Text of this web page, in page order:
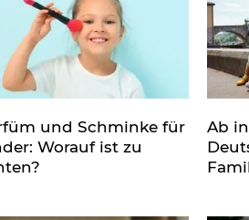
und Schminke für
Worauf ist zu
Ab